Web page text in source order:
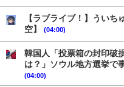
【ラブライブ！】ういち
空】
(04:00)
韓国人「投票箱の封印破
は？」ソウル地方選挙で
(04:00)